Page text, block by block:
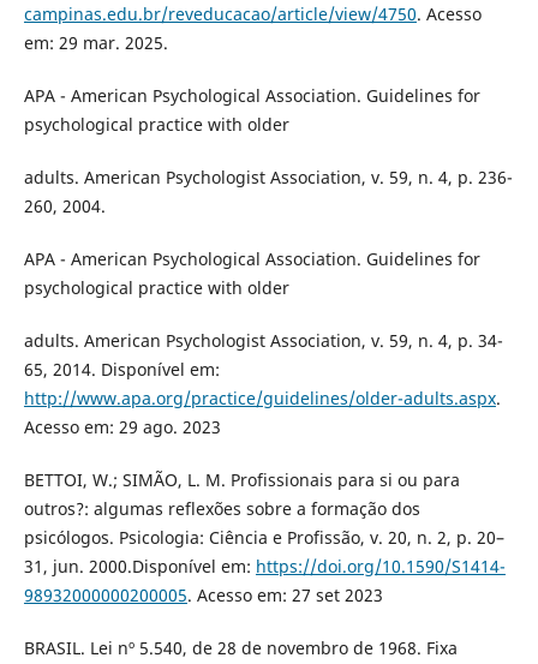
campinas.edu.br/reveducacao/article/view/4750. Acesso
em: 29 mar. 2025.
APA - American Psychological Association. Guidelines for
psychological practice with older
adults. American Psychologist Association, v. 59, n. 4, p. 236-
260, 2004.
APA - American Psychological Association. Guidelines for
psychological practice with older
adults. American Psychologist Association, v. 59, n. 4, p. 34-
65, 2014. Disponível em:
http://www.apa.org/practice/guidelines/older-adults.aspx.
Acesso em: 29 ago. 2023
BETTOI, W.; SIMÃO, L. M. Profissionais para si ou para
outros?: algumas reflexões sobre a formação dos
psicólogos. Psicologia: Ciência e Profissão, v. 20, n. 2, p. 20–
31, jun. 2000.Disponível em: https://doi.org/10.1590/S1414-
98932000000200005. Acesso em: 27 set 2023
BRASIL. Lei nº 5.540, de 28 de novembro de 1968. Fixa